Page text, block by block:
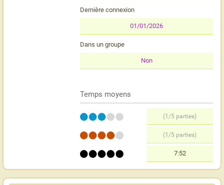
Dernière connexion
01/01/2026
Dans un groupe
Non
Temps moyens
(1/5 parties)
(1/5 parties)
7:52